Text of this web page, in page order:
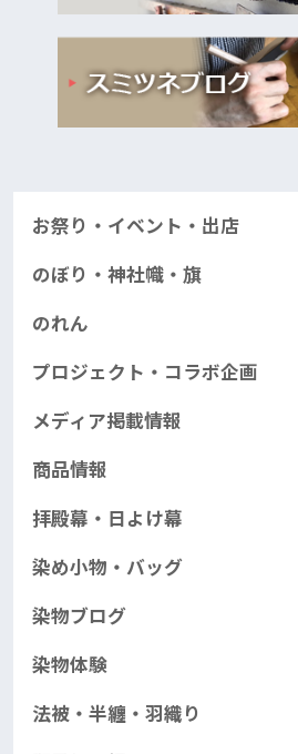
お祭り・イベント・出店
のぼり・神社幟・旗
のれん
プロジェクト・コラボ企画
メディア掲載情報
商品情報
拝殿幕・日よけ幕
染め小物・バッグ
染物ブログ
染物体験
法被・半纏・羽織り